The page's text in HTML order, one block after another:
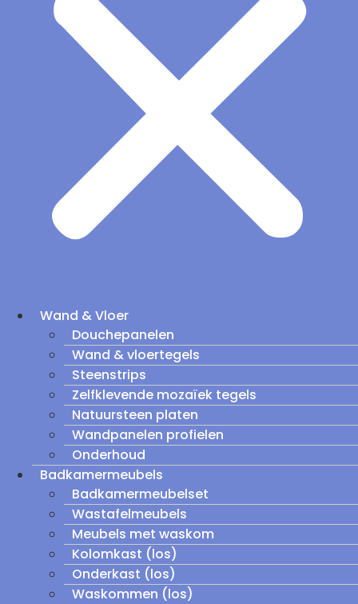
Wand & Vloer
Douchepanelen
Wand & vloertegels
Steenstrips
Zelfklevende mozaïek tegels
Natuursteen platen
Wandpanelen profielen
Onderhoud
Badkamermeubels
Badkamermeubelset
Wastafelmeubels
Meubels met waskom
Kolomkast (los)
Onderkast (los)
Waskommen (los)